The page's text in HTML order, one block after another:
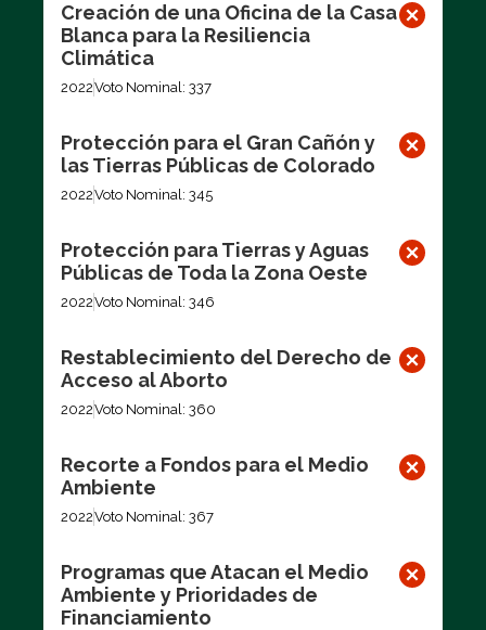
Creación de una Oficina de la Casa
Blanca para la Resiliencia
Climática
2022Voto Nominal: 337
Protección para el Gran Cañón y
las Tierras Públicas de Colorado
2022Voto Nominal: 345
Protección para Tierras y Aguas
Públicas de Toda la Zona Oeste
2022Voto Nominal: 346
Restablecimiento del Derecho de
Acceso al Aborto
2022Voto Nominal: 360
Recorte a Fondos para el Medio
Ambiente
2022Voto Nominal: 367
Programas que Atacan el Medio
Ambiente y Prioridades de
Financiamiento